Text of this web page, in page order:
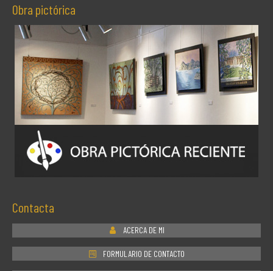
Obra pictórica
Contacta
ACERCA DE MI
FORMULARIO DE CONTACTO